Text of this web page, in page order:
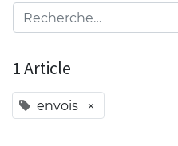
1 Article
envois ×